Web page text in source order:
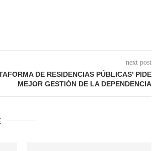
next post
DE RESIDENCIAS PÚBLICAS’ PIDE
MEJOR GESTIÓN DE LA DEPENDENCIA